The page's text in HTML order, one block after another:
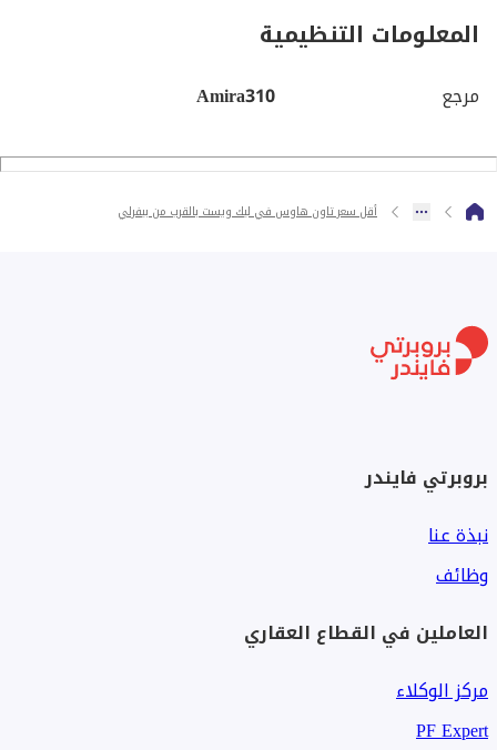
المعلومات التنظيمية
مرجع Amira310
أقل سعر تاون هاوس في ليك ويست بالقرب من بيفرلي
بروبرتي فايندر
نبذة عنا
وظائف
العاملين في القطاع العقاري
مركز الوكلاء
PF Expert